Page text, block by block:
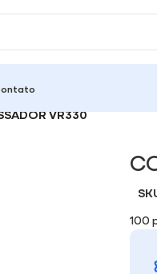
VR330
100